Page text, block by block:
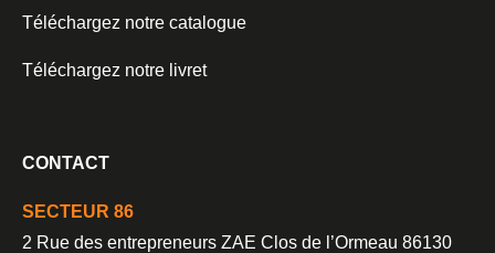
Téléchargez notre catalogue
Téléchargez notre livret
CONTACT
SECTEUR 86
2 Rue des entrepreneurs ZAE Clos de l’Ormeau 86130